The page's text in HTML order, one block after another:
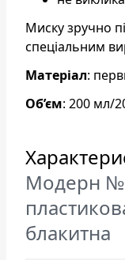
Миску зручно
спеціальним
Матеріал:
Об’єм: 200 мл/
Модерн
блакитна